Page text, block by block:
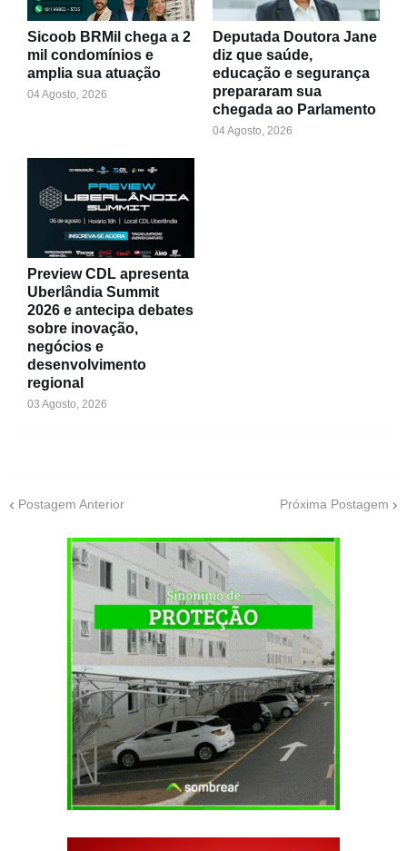
Sicoob BRMil chega a 2
mil condomínios e
amplia sua atuação
04 Agosto, 2026
Deputada Doutora Jane
diz que saúde,
educação e segurança
prepararam sua
chegada ao Parlamento
04 Agosto, 2026
Preview CDL apresenta
Uberlândia Summit
2026 e antecipa debates
sobre inovação,
negócios e
desenvolvimento
regional
03 Agosto, 2026
Postagem Anterior Próxima Postagem